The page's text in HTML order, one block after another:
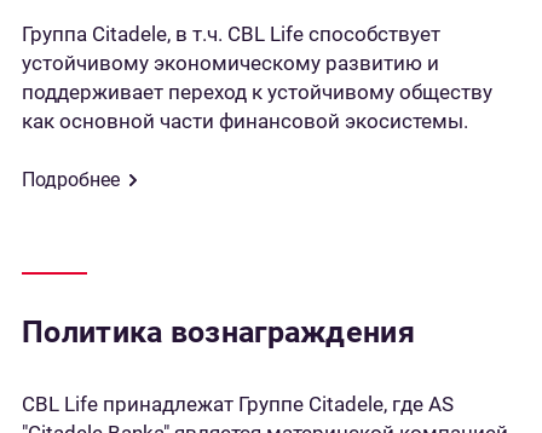
Группа Citadele, в т.ч. CBL Life способствует
устойчивому экономическому развитию и
поддерживает переход к устойчивому обществу
как основной части финансовой экосистемы.
Подробнее
Политика вознаграждения
CBL Life принадлежат Группе Citadele, где AS